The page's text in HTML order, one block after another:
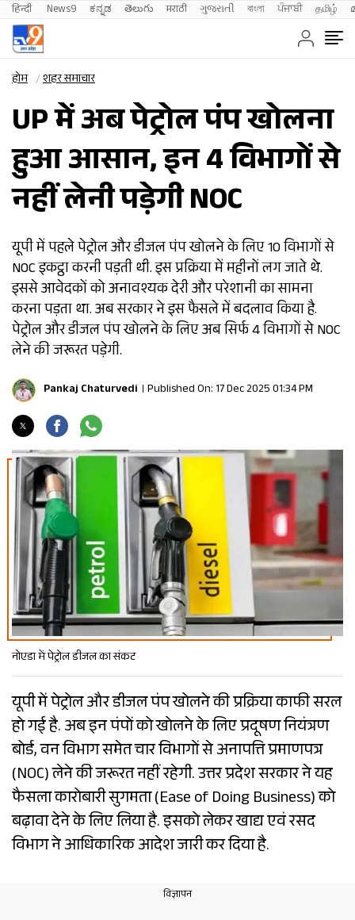
हिन्दी News9 ಕನ್ನಡ తెలుగు मराठी ગુજરાતી বাংলা ਪੰਜਾਬੀ தமிழ்
होम शहर समाचार
UP में अब पेट्रोल पंप खोलना
हुआ आसान, इन 4 विभागों से
नहीं लेनी पड़ेगी NOC
यूपी में पहले पेट्रोल और डीजल पंप खोलने के लिए 10 विभागों से
NOC इकट्ठा करनी पड़ती थी. इस प्रक्रिया में महीनों लग जाते थे.
इससे आवेदकों को अनावश्यक देरी और परेशानी का सामना
करना पड़ता था. अब सरकार ने इस फैसले में बदलाव किया है.
पेट्रोल और डीजल पंप खोलने के लिए अब सिर्फ 4 विभागों से NOC
लेने की जरूरत पड़ेगी.
Pankaj Chaturvedi Published On: 17 Dec 2025 01:34 PM
नोएडा में पेट्रोल डीजल का संकट
यूपी में पेट्रोल और डीजल पंप खोलने की प्रक्रिया काफी सरल
हो गई है. अब इन पंपों को खोलने के लिए प्रदूषण नियंत्रण
बोर्ड, वन विभाग समेत चार विभागों से अनापत्ति प्रमाणपत्र
(NOC) लेने की जरूरत नहीं रहेगी. उत्तर प्रदेश सरकार ने यह
फैसला कारोबारी सुगमता (Ease of Doing Business) को
बढ़ावा देने के लिए लिया है. इसको लेकर खाद्य एवं रसद
विभाग ने आधिकारिक आदेश जारी कर दिया है.